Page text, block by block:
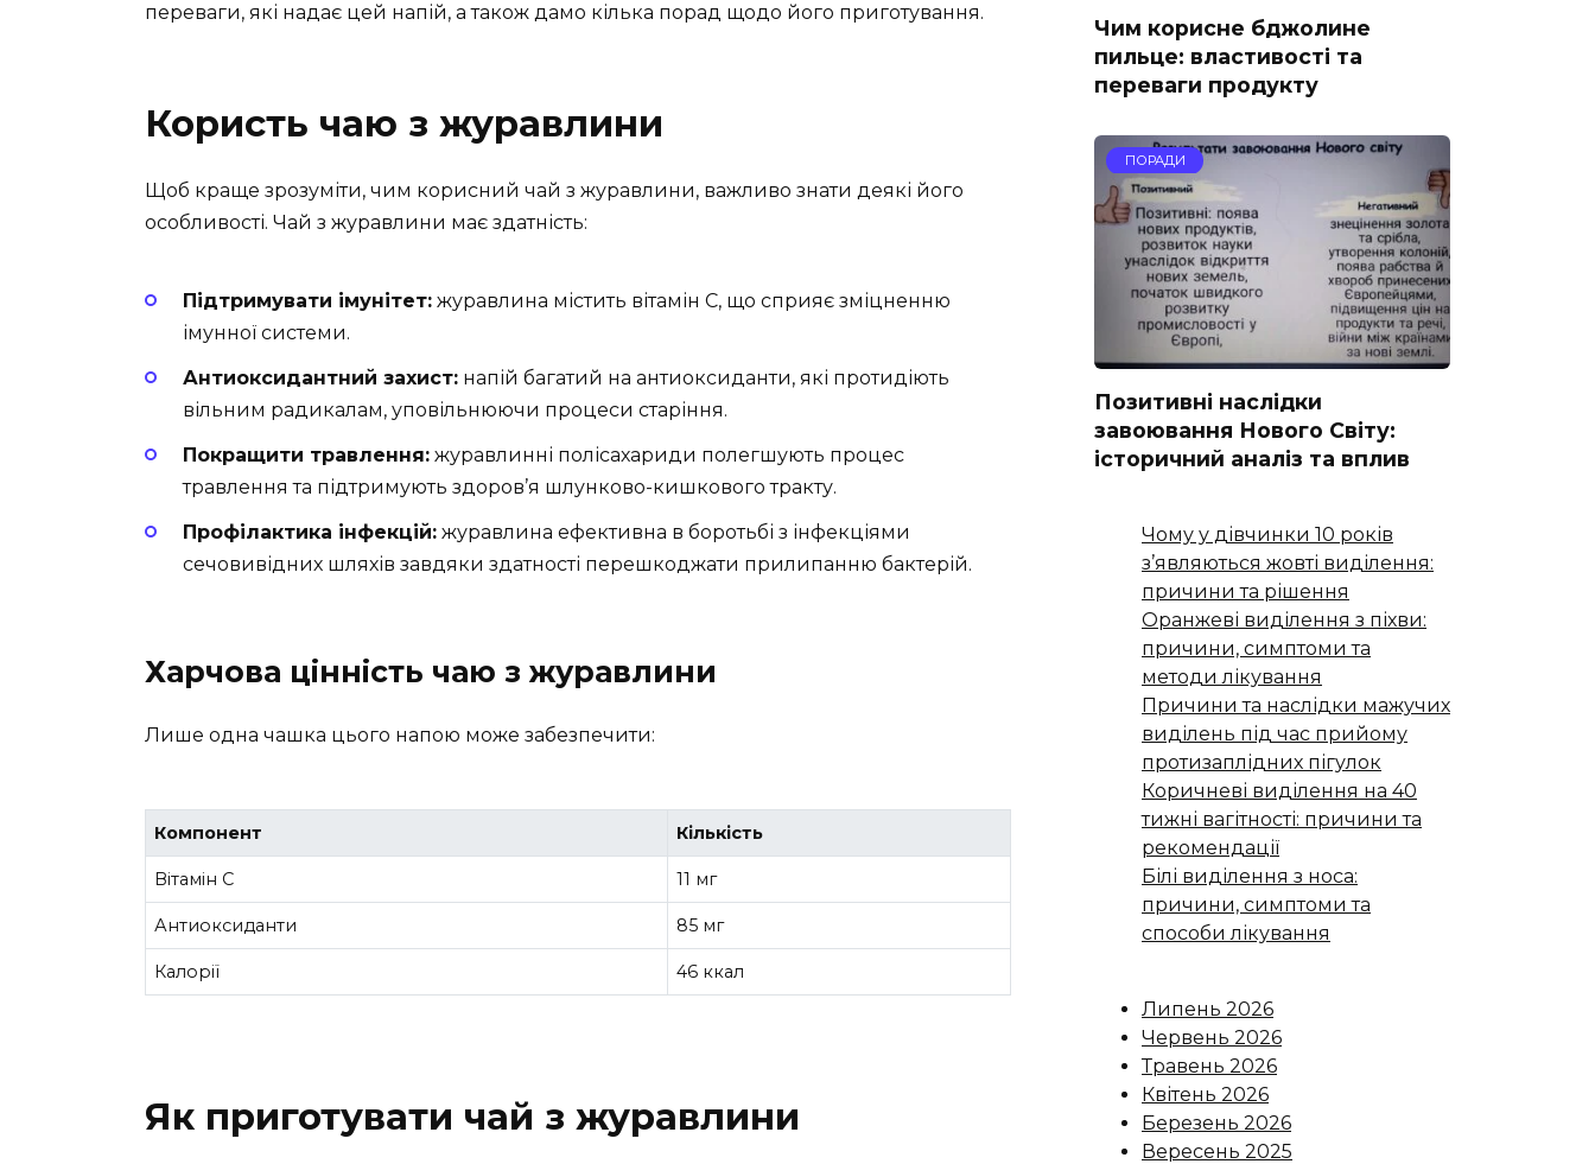
переваги, які надає цей напій, а також дамо кілька порад щодо його приготування.
Користь чаю з журавлини
Щоб краще зрозуміти, чим корисний чай з журавлини, важливо знати деякі його
особливості. Чай з журавлини має здатність:
Підтримувати імунітет: журавлина містить вітамін C, що сприяє зміцненню
імунної системи.
Антиоксидантний захист: напій багатий на антиоксиданти, які протидіють
вільним радикалам, уповільнюючи процеси старіння.
Покращити травлення: журавлинні полісахариди полегшують процес
травлення та підтримують здоров’я шлунково-кишкового тракту.
Профілактика інфекцій: журавлина ефективна в боротьбі з інфекціями
сечовивідних шляхів завдяки здатності перешкоджати прилипанню бактерій.
Харчова цінність чаю з журавлини
Лише одна чашка цього напою може забезпечити:
Компонент Кількість
Вітамін C 11 мг
Антиоксиданти 85 мг
Калорії 46 ккал
Як приготувати чай з журавлини
Чим корисне бджолине
пильце: властивості та
переваги продукту
ПОРАДИ
Позитивні наслідки
завоювання Нового Світу:
історичний аналіз та вплив
Чому у дівчинки 10 років
з’являються жовті виділення:
причини та рішення
Оранжеві виділення з піхви:
причини, симптоми та
методи лікування
Причини та наслідки мажучих
виділень під час прийому
протизаплідних пігулок
Коричневі виділення на 40
тижні вагітності: причини та
рекомендації
Білі виділення з носа:
причини, симптоми та
способи лікування
Липень 2026
Червень 2026
Травень 2026
Квітень 2026
Березень 2026
Вересень 2025